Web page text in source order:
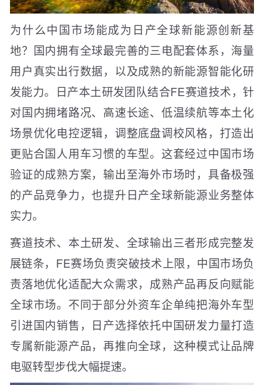
为什么中国市场能成为日产全球新能源创新基
地？国内拥有全球最完善的三电配套体系，海量
用户真实出行数据，以及成熟的新能源智能化研
发能力。日产本土研发团队结合FE赛道技术，针
对国内拥堵路况、高速长途、低温续航等本土化
场景优化电控逻辑，调整底盘调校风格，打造出
更贴合国人用车习惯的车型。这套经过中国市场
验证的成熟方案，输出至海外市场时，具备极强
的产品竞争力，也提升日产全球新能源业务整体
实力。
赛道技术、本土研发、全球输出三者形成完整发
展链条，FE赛场负责突破技术上限，中国市场负
责落地优化适配大众需求，成熟产品再反向赋能
全球市场。不同于部分外资车企单纯把海外车型
引进国内销售，日产选择依托中国研发力量打造
专属新能源产品，再推向全球，这种模式让品牌
电驱转型步伐大幅提速。